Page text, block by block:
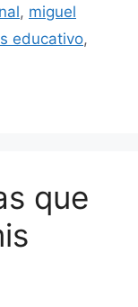
, miguel
educativo,
que